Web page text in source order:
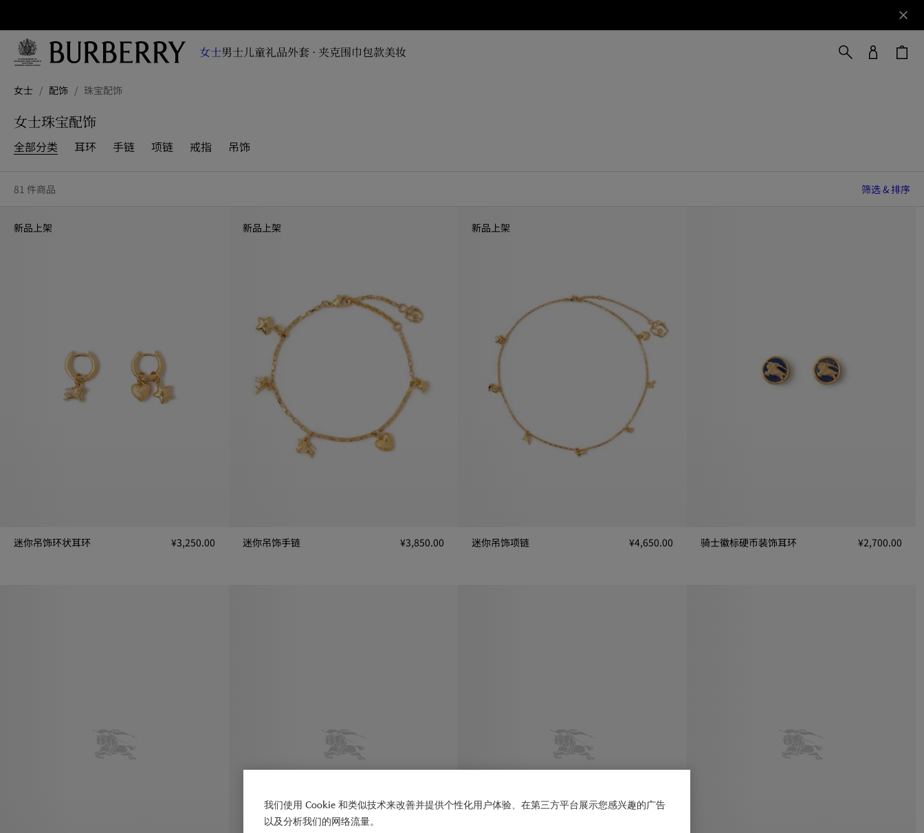
即时
掌握
品牌
系
广告
大片
及设
计故
讯
女士男士儿童礼品外套 · 夹克围巾包款美妆
女士 / 配饰 / 珠宝配饰
女士珠宝配饰
全部分类 耳环 手链 项链 戒指 吊饰
81 件商品 筛选 & 排序
新品上架
迷你吊饰环状耳环
¥3,250.00
新品上架
迷你吊饰手链
¥3,850.00
新品上架
迷你吊饰项链
¥4,650.00
骑士徽标硬币装饰耳环
¥2,700.00
我们使用 Cookie 和类似技术来改善并提供个性化用户体验、在第三方平台展示您感兴趣的广告
以及分析我们的网络流量。